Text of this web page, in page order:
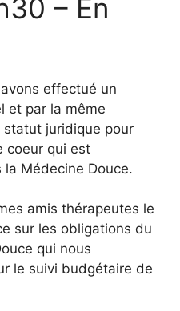
– En
effectué un
et par la même
statut juridique pour
coeur qui est
la Médecine Douce.
amis thérapeutes le
sur les obligations du
qui nous
le suivi budgétaire de